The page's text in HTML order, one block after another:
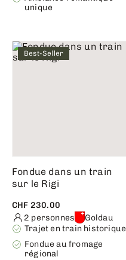
unique
Best-Seller
Fondue dans un train
sur le Rigi
CHF 230.00
2 personnes
Goldau
Trajet en train historique
Fondue au fromage
régional